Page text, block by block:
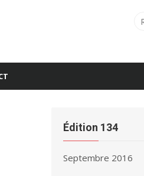
Édition 134
Septembre 2016